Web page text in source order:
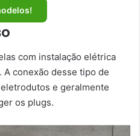
com instalação elétrica
conexão desse tipo de
e geralmente
os plugs.